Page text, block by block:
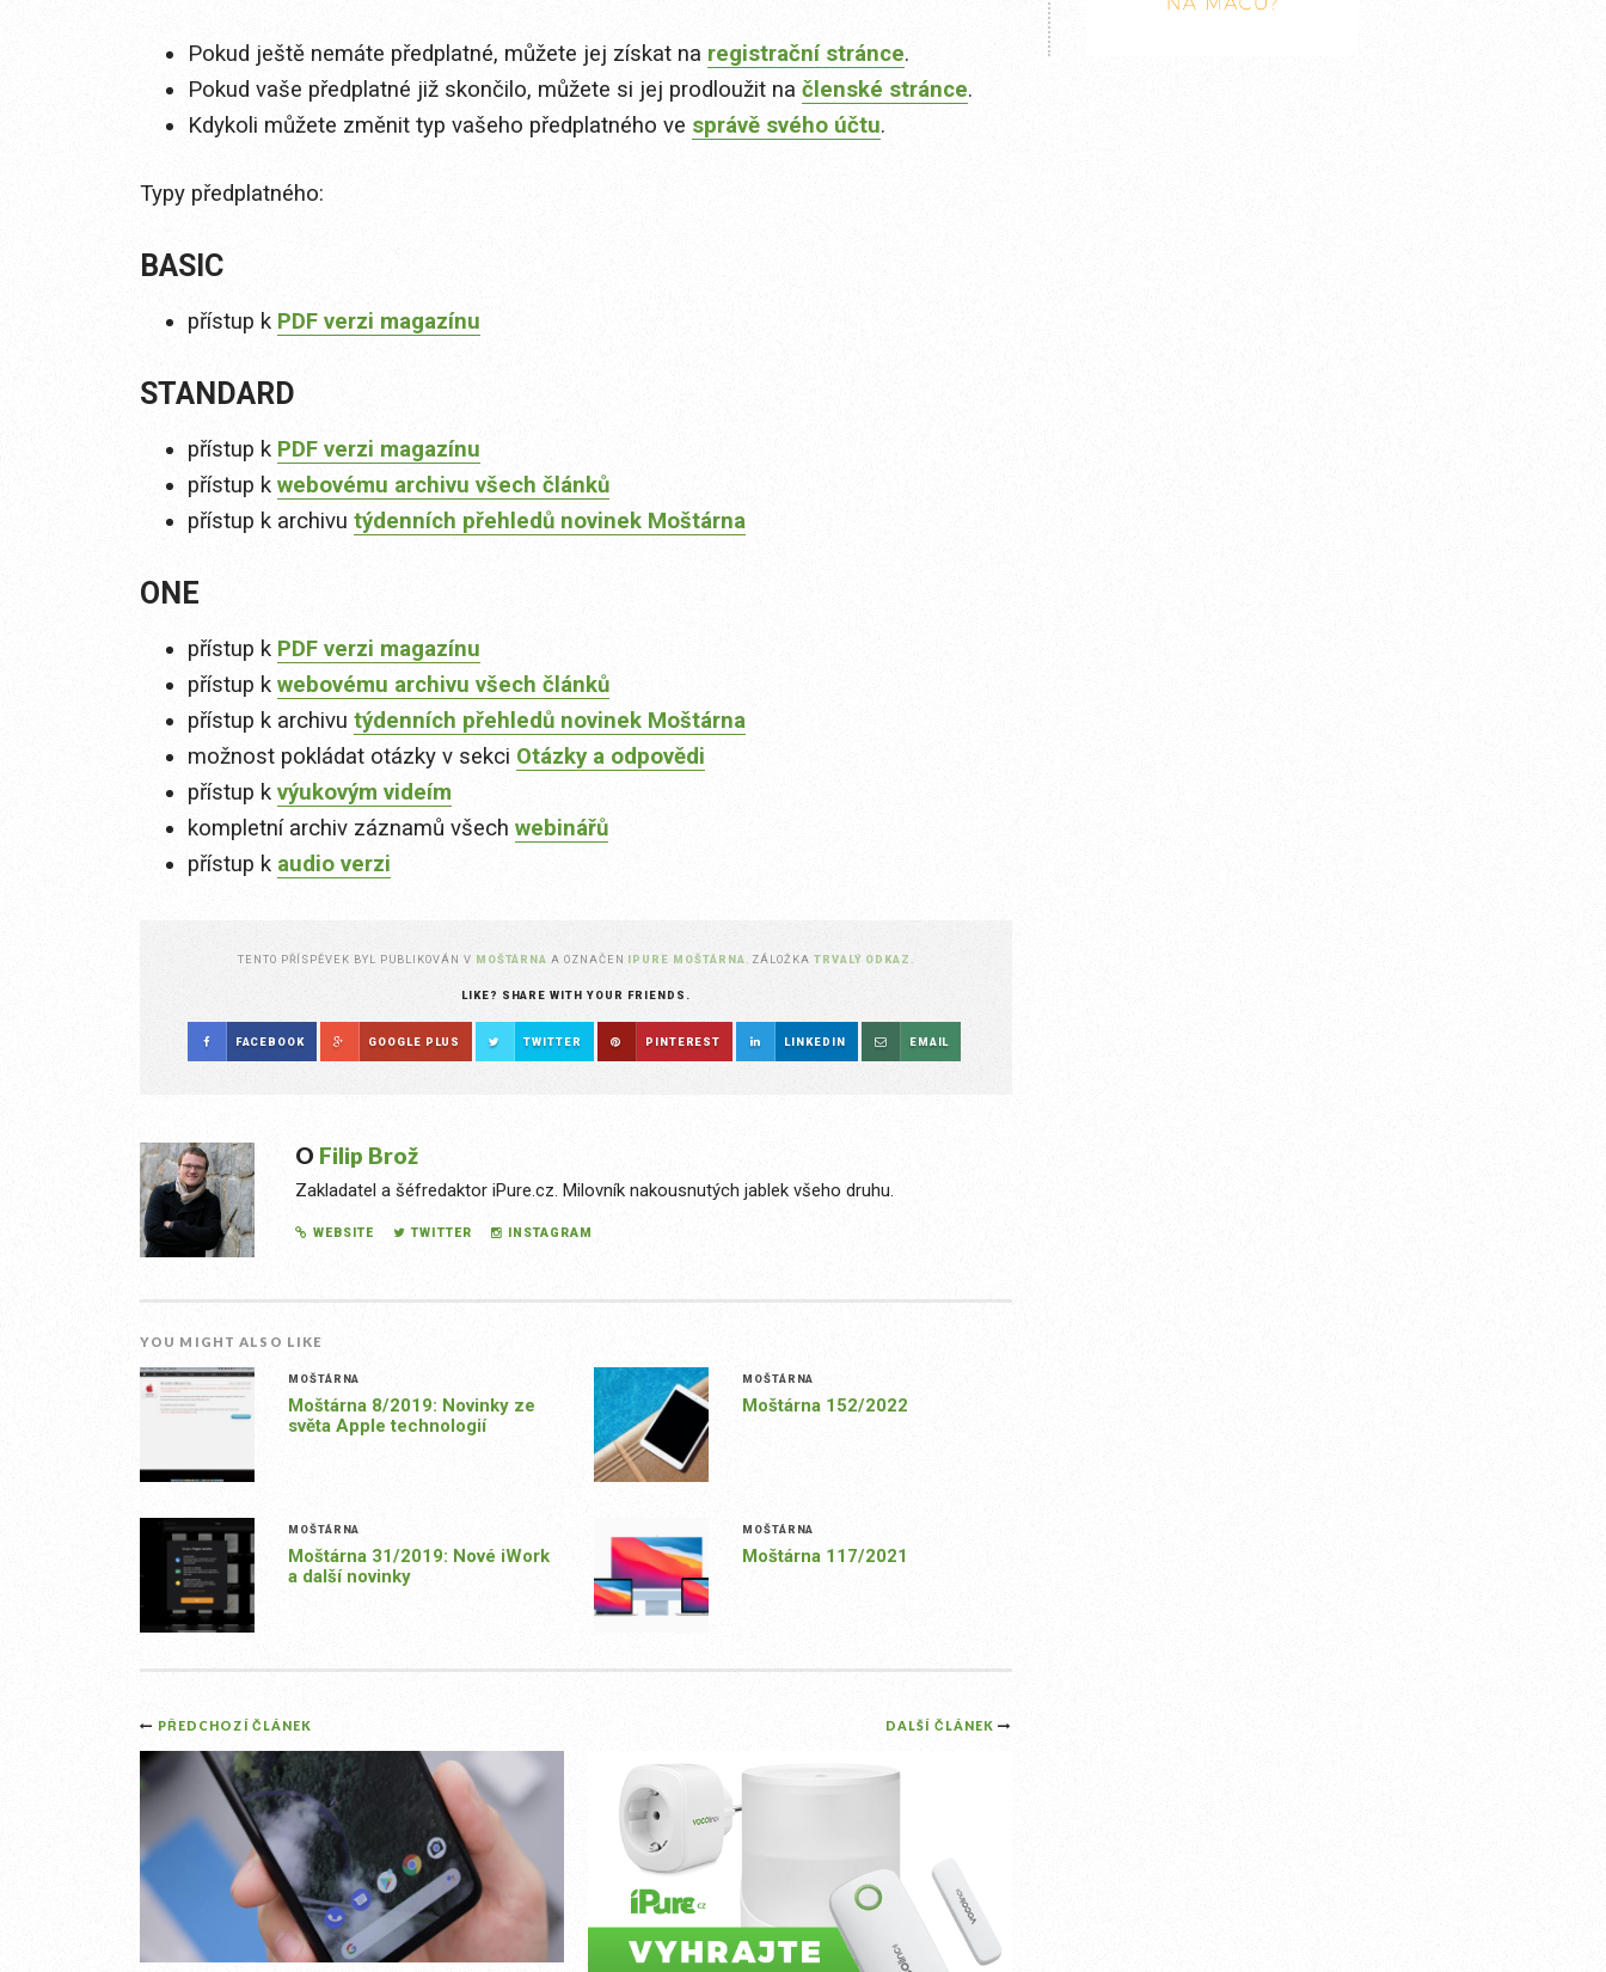
Pokud ještě nemáte předplatné, můžete jej získat na registrační stránce.
Pokud vaše předplatné již skončilo, můžete si jej prodloužit na členské stránce.
Kdykoli můžete změnit typ vašeho předplatného ve správě svého účtu.
Typy předplatného:
BASIC
přístup k PDF verzi magazínu
STANDARD
přístup k PDF verzi magazínu
přístup k webovému archivu všech článků
přístup k archivu týdenních přehledů novinek Moštárna
ONE
přístup k PDF verzi magazínu
přístup k webovému archivu všech článků
přístup k archivu týdenních přehledů novinek Moštárna
možnost pokládat otázky v sekci Otázky a odpovědi
přístup k výukovým videím
kompletní archiv záznamů všech webinářů
přístup k audio verzi
TENTO PŘÍSPĚVEK BYL PUBLIKOVÁN V MOŠTÁRNA A OZNAČEN IPURE MOŠTÁRNA . ZÁLOŽKA TRVALÝ ODKAZ
LIKE? SHARE WITH YOUR FRIENDS.
FACEBOOK GOOGLE PLUS TWITTER PINTEREST LINKEDIN EMAIL
O Filip Brož
Zakladatel a šéfredaktor iPure.cz. Milovník nakousnutých jablek všeho druhu.
WEBSITE TWITTER INSTAGRAM
YOU MIGHT ALSO LIKE
MOŠTÁRNA
Moštárna 8/2019: Novinky ze
světa Apple technologií
MOŠTÁRNA
Moštárna 152/2022
MOŠTÁRNA
Moštárna 31/2019: Nové iWork
a další novinky
MOŠTÁRNA
Moštárna 117/2021
Post
navigation
DALŠÍ ČLÁNEK
PŘEDCHOZÍ ČLÁNEK